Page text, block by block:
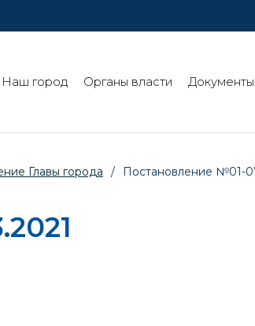
Наш город Органы власти Документы
Главы города / Постановление №01-